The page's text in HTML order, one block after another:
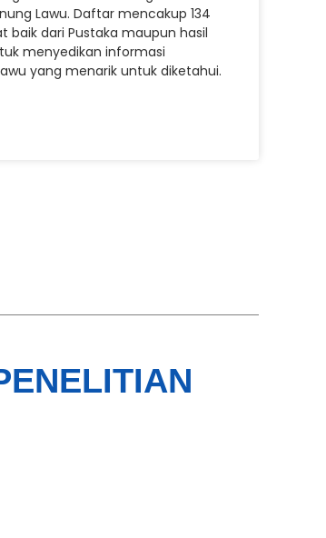
Lawu. Daftar mencakup 134
dari Pustaka maupun hasil
menyedikan informasi
yang menarik untuk diketahui.